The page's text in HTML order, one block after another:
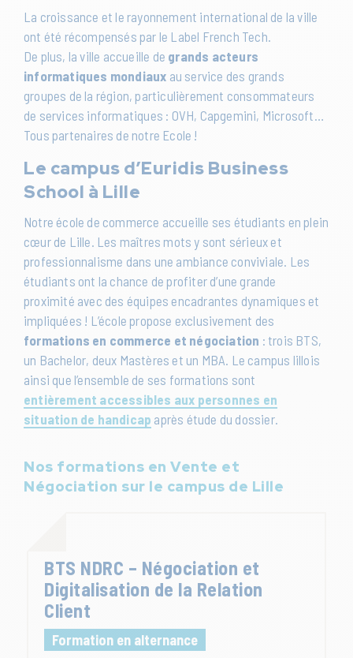
La croissance et le rayonnement international de la ville
ont été récompensés par le Label French Tech.
De plus, la ville accueille de grands acteurs
informatiques mondiaux au service des grands
groupes de la région, particulièrement consommateurs
de services informatiques : OVH, Capgemini, Microsoft…
Tous partenaires de notre Ecole !
Le campus d’Euridis Business
School à Lille
Notre école de commerce accueille ses étudiants en plein
cœur de Lille. Les maîtres mots y sont sérieux et
professionnalisme dans une ambiance conviviale. Les
étudiants ont la chance de profiter d’une grande
proximité avec des équipes encadrantes dynamiques et
impliquées ! L’école propose exclusivement des
formations en commerce et négociation : trois BTS,
un Bachelor, deux Mastères et un MBA. Le campus lillois
ainsi que l’ensemble de ses formations sont
entièrement accessibles aux personnes en
situation de handicap après étude du dossier.
Nos formations en Vente et
Négociation sur le campus de Lille
BTS NDRC – Négociation et
Digitalisation de la Relation
Client
Formation en alternance